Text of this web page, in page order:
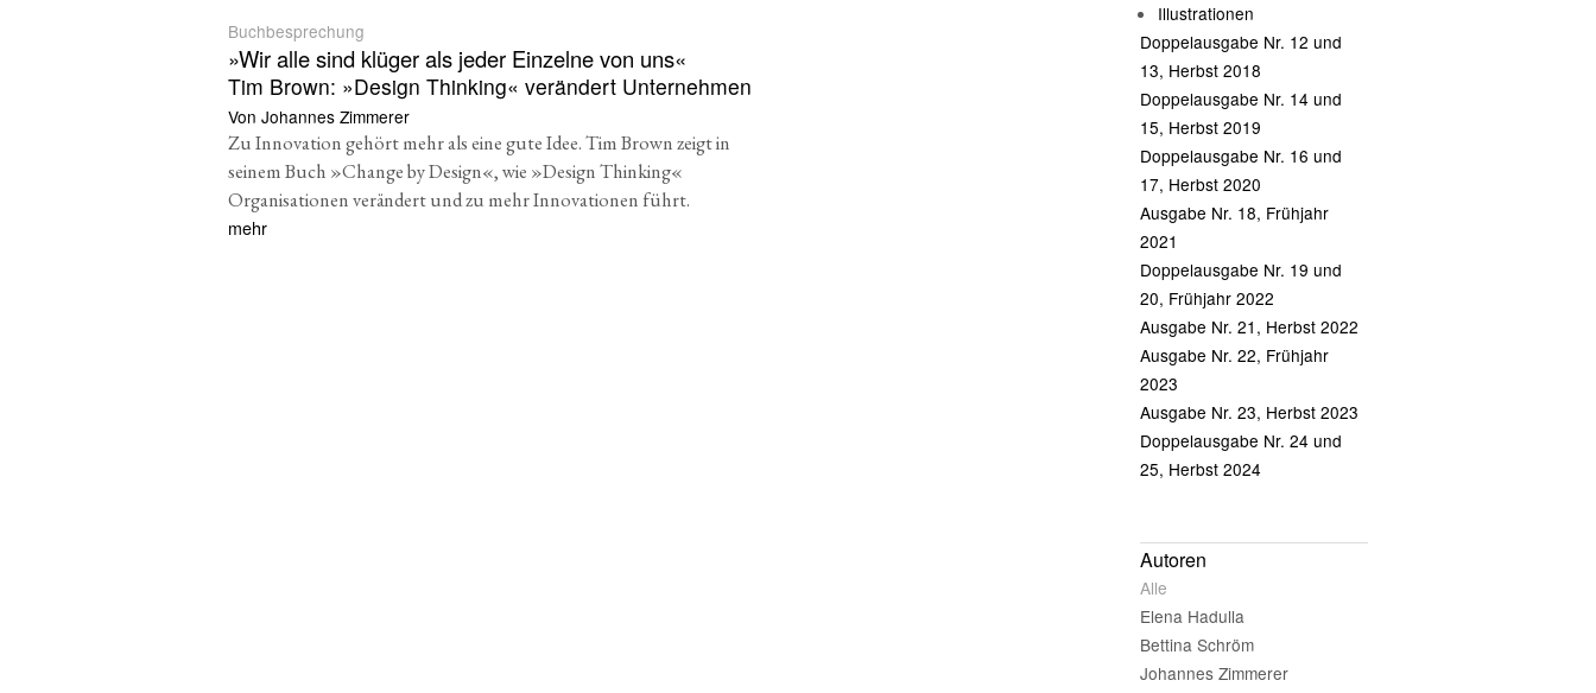
Buchbesprechung
»Wir alle sind klüger als jeder Einzelne von uns«
Tim Brown: »Design Thinking« verändert Unternehmen
Von Johannes Zimmerer
Zu Innovation gehört mehr als eine gute Idee. Tim Brown zeigt in
seinem Buch »Change by Design«, wie »Design Thinking«
Organisationen verändert und zu mehr Innovationen führt.
mehr
Illustrationen
Doppelausgabe Nr. 12 und
13, Herbst 2018
Doppelausgabe Nr. 14 und
15, Herbst 2019
Doppelausgabe Nr. 16 und
17, Herbst 2020
Ausgabe Nr. 18, Frühjahr
2021
Doppelausgabe Nr. 19 und
20, Frühjahr 2022
Ausgabe Nr. 21, Herbst 2022
Ausgabe Nr. 22, Frühjahr
2023
Ausgabe Nr. 23, Herbst 2023
Doppelausgabe Nr. 24 und
25, Herbst 2024
Autoren
Alle
Elena Hadulla
Bettina Schröm
Johannes Zimmerer